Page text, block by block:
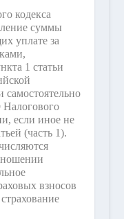
кодекса
суммы
уплате за
1 статьи
Налогового
если иное не
(часть 1).
взносов